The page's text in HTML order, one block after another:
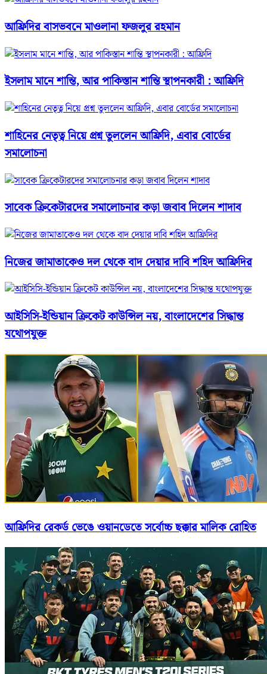
আফ্রিদির বাসভবনে মাওলানা ফজলুর রহমান
ইসলাম মানে শান্তি, আর পাকিস্তান শান্তি স্থাপনকারী : আফ্রিদি
শাহিনের নেতৃত্ব নিয়ে প্রশ্ন তুললেন আফ্রিদি, এবার বোর্ডের
সমালোচনা
সাবেক ক্রিকেটারদের সমালোচনার কড়া জবাব দিলেন শাদাব
নিজের জামাতাকেও দল থেকে বাদ দেয়ার দাবি শহিদ আফ্রিদির
আইসিসি-ইন্ডিয়ান ক্রিকেট কাউন্সিল নয়, বাংলাদেশের সিদ্ধান্ত
যথোপযুক্ত
আফ্রিদির রেকর্ড ভেঙে ওয়ানডেতে সর্বোচ্চ ছক্কার মালিক রোহিত